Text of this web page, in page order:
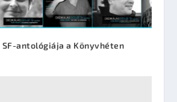
antológiája a Könyvhéten